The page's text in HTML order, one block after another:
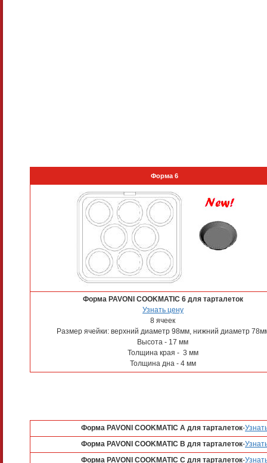
Форма 6
Форма PAVONI COOKMATIC 6 для тарталеток
Узнать цену
8 ячеек
Размер ячейки: верхний диаметр 98мм, нижний диаметр
Высота - 17 мм
Толщина края - 3 мм
Толщина дна - 4 мм
Форма PAVONI COOKMATIC A для тарталеток-
Форма PAVONI COOKMATIC B для тарталеток-
Форма PAVONI COOKMATIC C для тарталеток-